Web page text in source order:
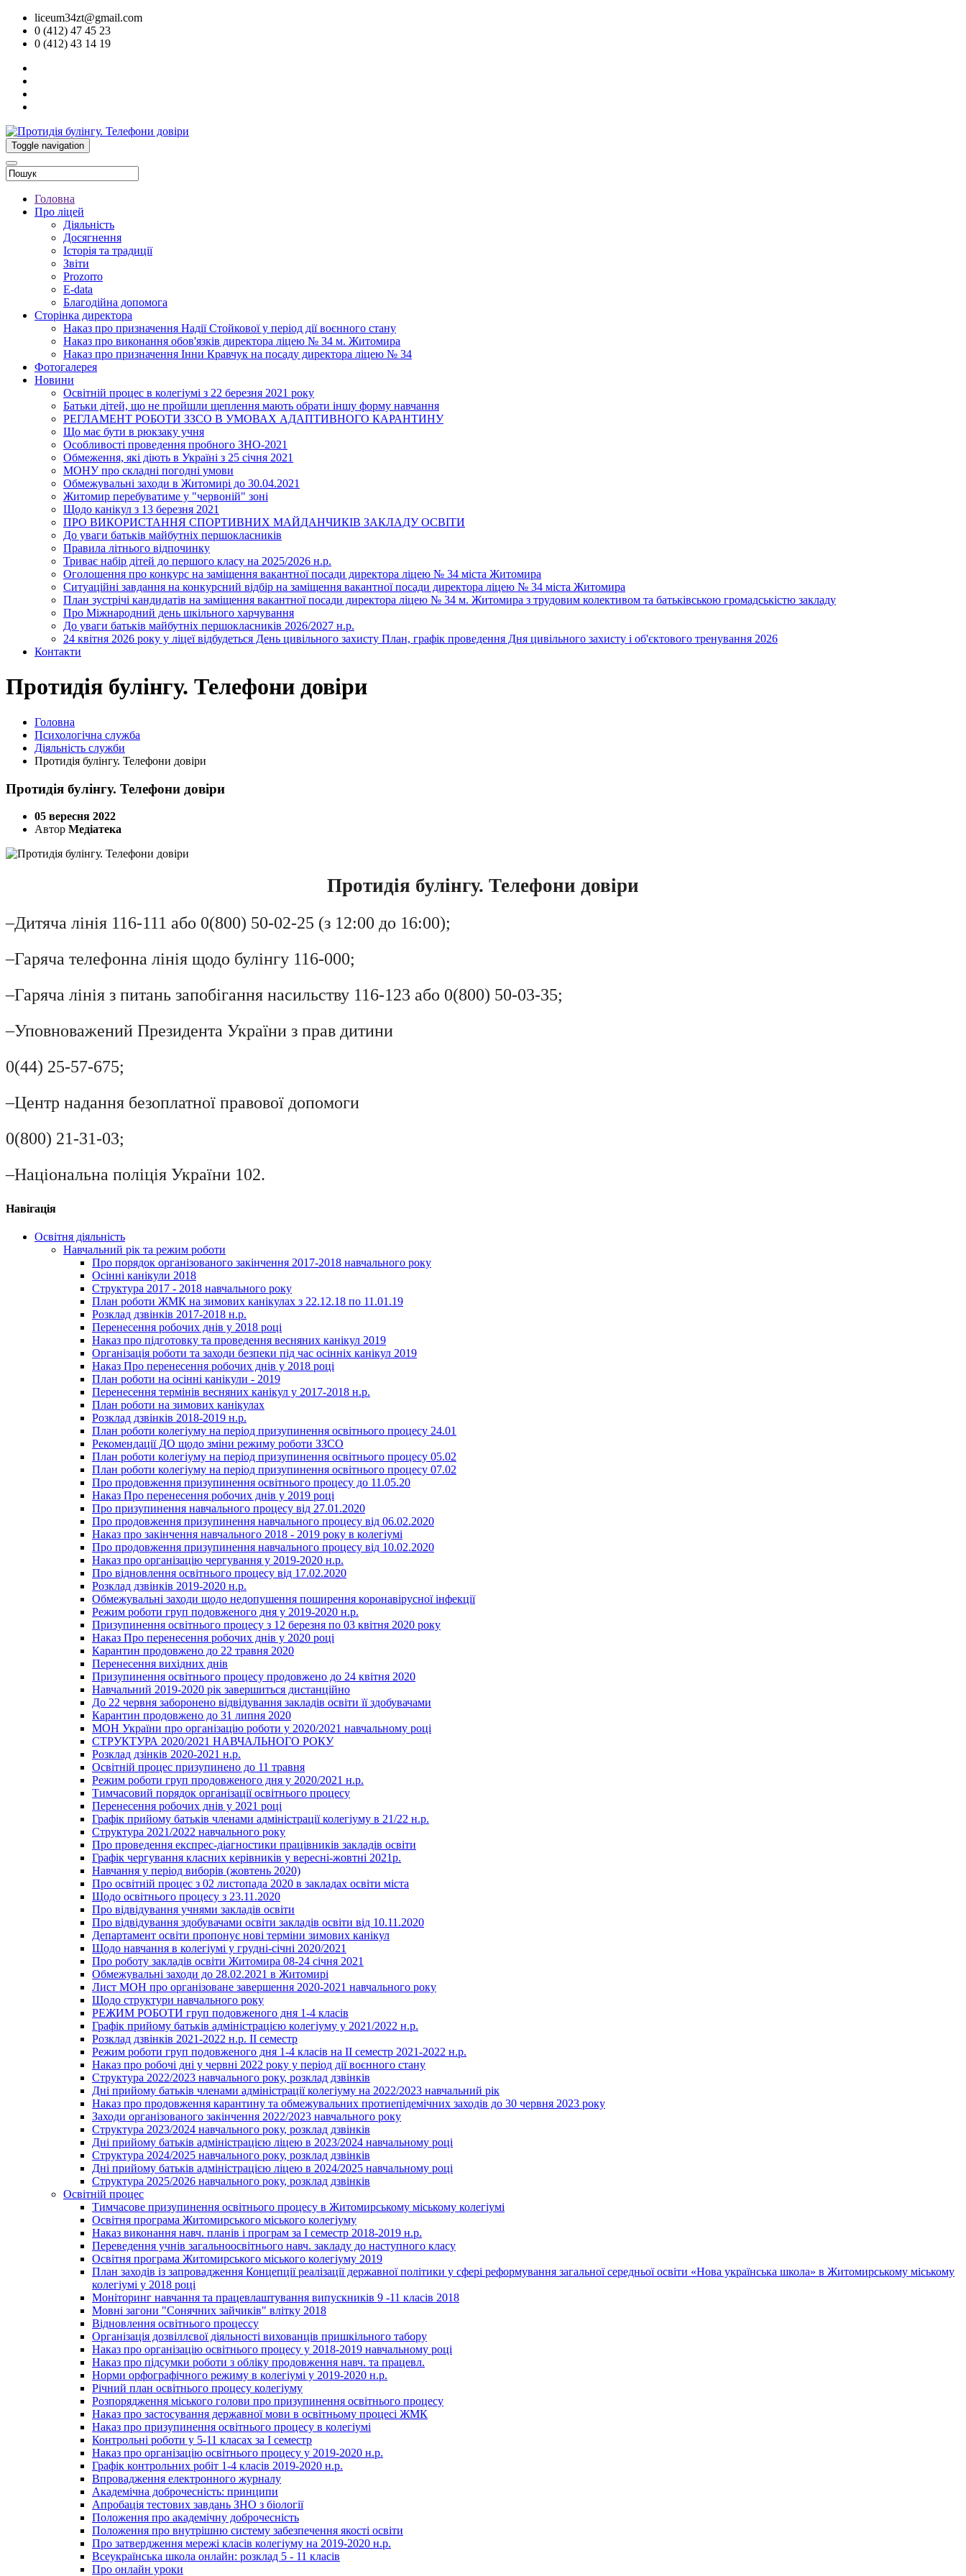
liceum34zt@gmail.com
0 (412) 47 45 23
0 (412) 43 14 19
Toggle navigation
Головна
Про ліцей
Діяльність
Досягнення
Історія та традиції
Звіти
Prozorro
E-data
Благодійна допомога
Сторінка директора
Наказ про призначення Надії Стойкової у період дії воєнного стану
Наказ про виконання обов'язків директора ліцею № 34 м. Житомира
Наказ про призначення Інни Кравчук на посаду директора ліцею № 34
Фотогалерея
Новини
Освітній процес в колегіумі з 22 березня 2021 року
Батьки дітей, що не пройшли щеплення мають обрати іншу форму навчання
РЕГЛАМЕНТ РОБОТИ ЗЗСО В УМОВАХ АДАПТИВНОГО КАРАНТИНУ
Що має бути в рюкзаку учня
Особливості проведення пробного ЗНО-2021
Обмеження, які діють в Україні з 25 січня 2021
МОНУ про складні погодні умови
Обмежувальні заходи в Житомирі до 30.04.2021
Житомир перебуватиме у "червоній" зоні
Щодо канікул з 13 березня 2021
ПРО ВИКОРИСТАННЯ СПОРТИВНИХ МАЙДАНЧИКІВ ЗАКЛАДУ ОСВІТИ
До уваги батьків майбутніх першокласників
Правила літнього відпочинку
Триває набір дітей до першого класу на 2025/2026 н.р.
Оголошення про конкурс на заміщення вакантної посади директора ліцею № 34 міста Житомира
Ситуаційні завдання на конкурсний відбір на заміщення вакантної посади директора ліцею № 34 міста Житомира
План зустрічі кандидатів на заміщення вакантної посади директора ліцею № 34 м. Житомира з трудовим колективом та батьківською громадськістю закладу
Про Міжнародний день шкільного харчування
До уваги батьків майбутніх першокласників 2026/2027 н.р.
24 квітня 2026 року у ліцеї відбудеться День цивільного захисту План, графік проведення Дня цивільного захисту і об'єктового тренування 2026
Контакти
Протидія булінгу. Телефони довіри
Головна
Психологічна служба
Діяльність служби
Протидія булінгу. Телефони довіри
Протидія булінгу. Телефони довіри
05 вересня 2022
Автор Медіатека
Протидія булінгу. Телефони довіри
–Дитяча лінія 116-111 або 0(800) 50-02-25 (з 12:00 до 16:00);
–Гаряча телефонна лінія щодо булінгу 116-000;
–Гаряча лінія з питань запобігання насильству 116-123 або 0(800) 50-03-35;
–Уповноважений Президента України з прав дитини
0(44) 25-57-675;
–Центр надання безоплатної правової допомоги
0(800) 21-31-03;
–Національна поліція України 102.
Навігація
Освітня діяльність
Навчальний рік та режим роботи
Про порядок організованого закінчення 2017-2018 навчального року
Осінні канікули 2018
Структура 2017 - 2018 навчального року
План роботи ЖМК на зимових канікулах з 22.12.18 по 11.01.19
Розклад дзвінків 2017-2018 н.р.
Перенесення робочих днів у 2018 році
Наказ про підготовку та проведення весняних канікул 2019
Організація роботи та заходи безпеки під час осінніх канікул 2019
Наказ Про перенесення робочих днів у 2018 році
План роботи на осінні канікули - 2019
Перенесення термінів весняних канікул у 2017-2018 н.р.
План роботи на зимових канікулах
Розклад дзвінків 2018-2019 н.р.
План роботи колегіуму на період призупинення освітнього процесу 24.01
Рекомендації ДО щодо зміни режиму роботи ЗЗСО
План роботи колегіуму на період призупинення освітнього процесу 05.02
План роботи колегіуму на період призупинення освітнього процесу 07.02
Про продовження призупинення освітнього процесу до 11.05.20
Наказ Про перенесення робочих днів у 2019 році
Про призупинення навчального процесу від 27.01.2020
Про продовження призупинення навчального процесу від 06.02.2020
Наказ про закінчення навчального 2018 - 2019 року в колегіумі
Про продовження призупинення навчального процесу від 10.02.2020
Наказ про організацію чергування у 2019-2020 н.р.
Про відновлення освітнього процесу від 17.02.2020
Розклад дзвінків 2019-2020 н.р.
Обмежувальні заходи щодо недопушення поширення коронавірусної інфекції
Режим роботи груп подовженого дня у 2019-2020 н.р.
Призупинення освітнього процесу з 12 березня по 03 квітня 2020 року
Наказ Про перенесення робочих днів у 2020 році
Карантин продовжено до 22 травня 2020
Перенесення вихідних днів
Призупинення освітнього процесу продовжено до 24 квітня 2020
Навчальний 2019-2020 рік завершиться дистанційно
До 22 червня заборонено відвідування закладів освіти її здобувачами
Карантин продовжено до 31 липня 2020
МОН України про організацію роботи у 2020/2021 навчальному році
СТРУКТУРА 2020/2021 НАВЧАЛЬНОГО РОКУ
Розклад дзінків 2020-2021 н.р.
Освітній процес призупинено до 11 травня
Режим роботи груп продовженого дня у 2020/2021 н.р.
Тимчасовий порядок організації освітнього процесу
Перенесення робочих днів у 2021 році
Графік прийому батьків членами адміністрації колегіуму в 21/22 н.р.
Структура 2021/2022 навчального року
Про проведення експрес-діагностики працівників закладів освіти
Графік чергування класних керівників у вересні-жовтні 2021р.
Навчання у період виборів (жовтень 2020)
Про освітній процес з 02 листопада 2020 в закладах освіти міста
Щодо освітнього процесу з 23.11.2020
Про відвідування учнями закладів освіти
Про відвідування здобувачами освіти закладів освіти від 10.11.2020
Департамент освіти пропонує нові терміни зимових канікул
Щодо навчання в колегіумі у грудні-січні 2020/2021
Про роботу закладів освіти Житомира 08-24 січня 2021
Обмежувальні заходи до 28.02.2021 в Житомирі
Лист МОН про організоване завершення 2020-2021 навчального року
Щодо структури навчального року
РЕЖИМ РОБОТИ груп подовженого дня 1-4 класів
Графік прийому батьків адміністрацією колегіуму у 2021/2022 н.р.
Розклад дзвінків 2021-2022 н.р. ІІ семестр
Режим роботи груп подовженого дня 1-4 класів на ІІ семестр 2021-2022 н.р.
Наказ про робочі дні у червні 2022 року у період дії воєнного стану
Структура 2022/2023 навчального року, розклад дзвінків
Дні прийому батьків членами адміністрації колегіуму на 2022/2023 навчальний рік
Наказ про продовження карантину та обмежувальних протиепідемічних заходів до 30 червня 2023 року
Заходи організованого закінчення 2022/2023 навчального року
Структура 2023/2024 навчального року, розклад дзвінків
Дні прийому батьків адміністрацією ліцею в 2023/2024 навчальному році
Структура 2024/2025 навчального року, розклад дзвінків
Дні прийому батьків адміністрацією ліцею в 2024/2025 навчальному році
Структура 2025/2026 навчального року, розклад дзвінків
Освітній процес
Тимчасове призупинення освітнього процесу в Житомирському міському колегіумі
Освітня програма Житомирського міського колегіуму
Наказ виконання навч. планів і програм за І семестр 2018-2019 н.р.
Переведення учнів загальноосвітнього навч. закладу до наступного класу
Освітня програма Житомирського міського колегіуму 2019
План заходів із запровадження Концепції реалізації державної політики у сфері реформування загальної середньої освіти «Нова українська школа» в Житомирському міському
колегіумі у 2018 році
Моніторинг навчання та працевлаштування випускників 9 -11 класів 2018
Мовні загони "Сонячних зайчиків" влітку 2018
Відновлення освітнього процессу
Організація дозвіллєвої діяльності вихованців пришкільного табору
Наказ про організацію освітнього процесу у 2018-2019 навчальному році
Наказ про підсумки роботи з обліку продовження навч. та працевл.
Норми орфографічного режиму в колегіумі у 2019-2020 н.р.
Річний план освітнього процесу колегіуму
Розпорядження міського голови про призупинення освітнього процесу
Наказ про застосування державної мови в освітньому процесі ЖМК
Наказ про призупинення освітнього процесу в колегіумі
Контрольні роботи у 5-11 класах за І семестр
Наказ про організацію освітнього процесу у 2019-2020 н.р.
Графік контрольних робіт 1-4 класів 2019-2020 н.р.
Впровадження електронного журналу
Академічна доброчесність: принципи
Апробація тестових завдань ЗНО з біології
Положення про академічну доброчесність
Положення про внутрішню систему забезпечення якості освіти
Про затвердження мережі класів колегіуму на 2019-2020 н.р.
Всеукраїнська школа онлайн: розклад 5 - 11 класів
Про онлайн уроки